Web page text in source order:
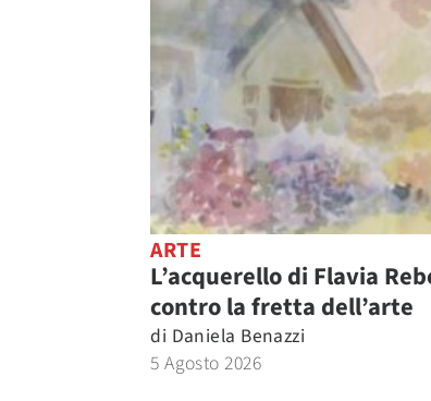
ARTE
L’acquerello di Flavia
contro la fretta dell’arte
di Daniela Benazzi
5 Agosto 2026